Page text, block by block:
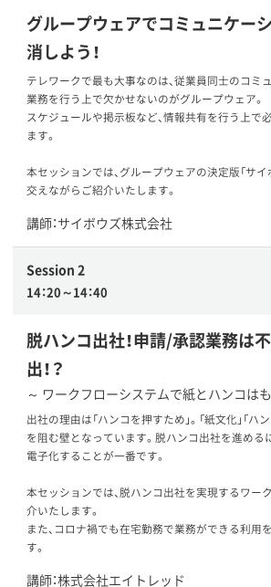
グループウェアでコミュニケー
消しよう！
テレワークで最も大事なのは、従業員同士のコミ
業務を行う上で欠かせないのがグループウェア。
スケジュールや掲示板など、情報共有を行う上で
ます。​
本セッションでは、グループウェアの決定版「サ
交えながらご紹介いたします。
講師：サイボウズ株式会社
Session 2
14：20～14：40
脱ハンコ出社！申請/承認業務は
出！？
～ ワークフローシステムで紙とハンコはも
出社の理由は「ハンコを押すため」。「紙文化」「ハ
を阻む壁となっています。脱ハンコ出社を進める
電子化することが一番です。
本セッションでは、脱ハンコ出社を実現するワー
介いたします。
また、コロナ禍でも在宅勤務で業務ができる利用
す。
講師：株式会社エイトレッド